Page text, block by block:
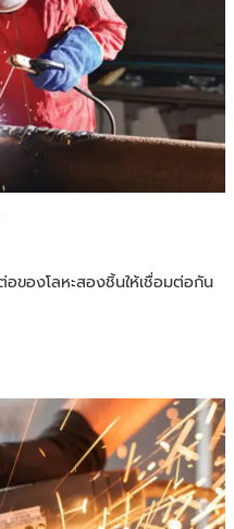
อของโลหะสองชิ้นให้เชื่อมต่อกัน